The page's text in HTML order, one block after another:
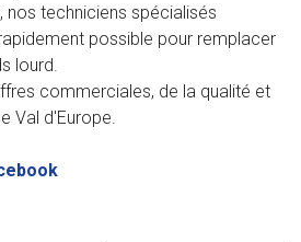
nos techniciens spécialisés
possible pour remplacer
lourd.
commerciales, de la qualité et
Val d'Europe.